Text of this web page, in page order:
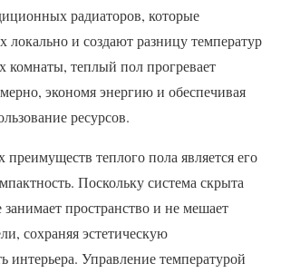
радиаторов, которые
локально и создают разницу температур
комнаты, теплый пол прогревает
экономя энергию и обеспечивая
ресурсов.
теплого пола является его
Поскольку система скрыта
пространство и не мешает
сохраняя эстетическую
интерьера. Управление температурой